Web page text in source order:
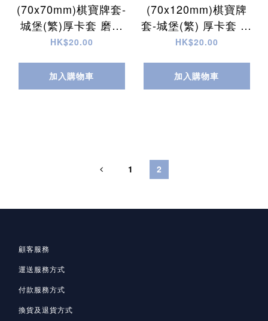
(70x70mm)棋寶牌套-
城堡(繁)厚卡套 磨砂
55pcs/Chesure
HK$20.00
加入購物車
(70x120mm)棋寶牌
套-城堡(繁) 厚卡套 磨
砂 55pcs /CHESURE
HK$20.00
加入購物車
1 2
顧客服務
運送服務方式
付款服務方式
換貨及退貨方式